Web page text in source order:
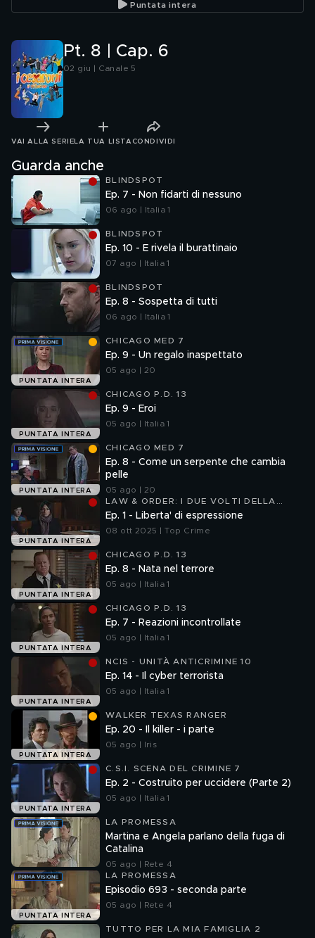
Puntata intera
Pt. 8 | Cap. 6
02 giu | Canale 5
VAI ALLA SERIE LA TUA LISTA CONDIVIDI
Guarda anche
BLINDSPOT
Ep. 7 - Non fidarti di nessuno
06 ago | Italia 1
BLINDSPOT
Ep. 10 - E rivela il burattinaio
07 ago | Italia 1
BLINDSPOT
Ep. 8 - Sospetta di tutti
06 ago | Italia 1
PUNTATA INTERA
CHICAGO MED 7
Ep. 9 - Un regalo inaspettato
05 ago | 20
PUNTATA INTERA
CHICAGO P.D. 13
Ep. 9 - Eroi
05 ago | Italia 1
PUNTATA INTERA
CHICAGO MED 7
Ep. 8 - Come un serpente che cambia
pelle
05 ago | 20
PUNTATA INTERA
LAW & ORDER: I DUE VOLTI DELLA
GIUSTIZIA 23
Ep. 1 - Liberta' di espressione
08 ott 2025 | Top Crime
PUNTATA INTERA
CHICAGO P.D. 13
Ep. 8 - Nata nel terrore
05 ago | Italia 1
PUNTATA INTERA
CHICAGO P.D. 13
Ep. 7 - Reazioni incontrollate
05 ago | Italia 1
PUNTATA INTERA
NCIS - UNITÀ ANTICRIMINE 10
Ep. 14 - Il cyber terrorista
05 ago | Italia 1
PUNTATA INTERA
WALKER TEXAS RANGER
Ep. 20 - Il killer - i parte
05 ago | Iris
PUNTATA INTERA
C.S.I. SCENA DEL CRIMINE 7
Ep. 2 - Costruito per uccidere (Parte 2)
05 ago | Italia 1
LA PROMESSA
Martina e Angela parlano della fuga di
Catalina
05 ago | Rete 4
PUNTATA INTERA
LA PROMESSA
Episodio 693 - seconda parte
05 ago | Rete 4
TUTTO PER LA MIA FAMIGLIA 2